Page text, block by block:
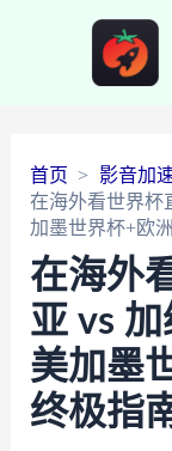
首页
影音加
在海外看世界杯
加墨世界杯+欧
在海外
亚 vs
美加墨
终极指